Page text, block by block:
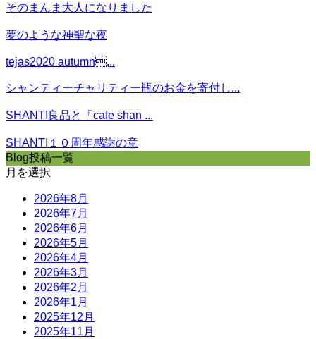
そのまんま大人になりました
夢のような神聖な夜
tejas2020 autumn...
シャンティーチャリティー瓶のお金を寄付し...
SHANTI良品と「cafe shan ...
SHANTI１０周年感謝の意
Blog投稿一覧
月を選択
2026年8月
2026年7月
2026年6月
2026年5月
2026年4月
2026年3月
2026年2月
2026年1月
2025年12月
2025年11月